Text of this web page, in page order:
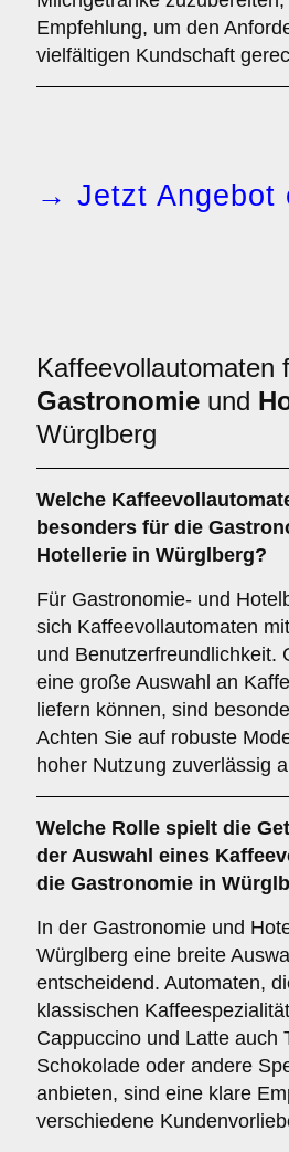
Empfehlung, um den
vielfältigen Kundschaft
→ Jetzt Angebot
Kaffeevollautomaten
Gastronomie und
Würglberg
Welche
besonders für die
Hotellerie in Würglberg?
Für Gastronomie- und
sich Kaffeevollautomaten
und Benutzerfreundlichkeit.
eine große Auswahl an
liefern können, sind
Achten Sie auf robuste
hoher Nutzung zuverlässig
Welche Rolle spielt die
der Auswahl eines
die Gastronomie in
In der Gastronomie und
Würglberg eine breite
entscheidend. Automaten,
klassischen
Cappuccino und Latte auch
Schokolade oder andere
anbieten, sind eine klare
verschiedene